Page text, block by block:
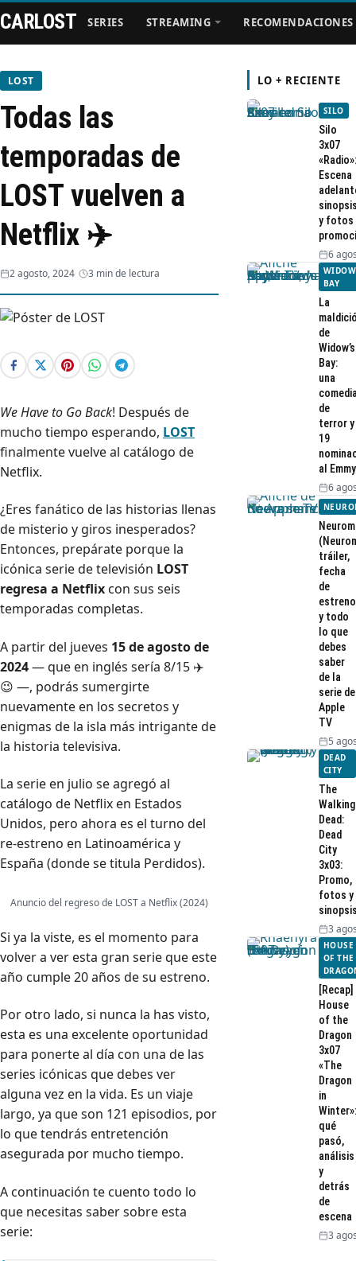
Series
Streaming
Recomendaciones
Webisodios
CARLOST SERIES STREAMING RECOMENDACIONES
LOST
Todas las
temporadas de
LOST vuelven a
Netflix ✈️
2 agosto, 2024 3 min de lectura
We Have to Go Back! Después de
mucho tiempo esperando, LOST
finalmente vuelve al catálogo de
Netflix.
¿Eres fanático de las historias llenas
de misterio y giros inesperados?
Entonces, prepárate porque la
icónica serie de televisión LOST
regresa a Netflix con sus seis
temporadas completas.
A partir del jueves 15 de agosto de
2024— que en inglés sería 8/15 ✈️
😉 —, podrás sumergirte
nuevamente en los secretos y
enigmas de la isla más intrigante de
la historia televisiva.
La serie en julio se agregó al
catálogo de Netflix en Estados
Unidos, pero ahora es el turno del
re-estreno en Latinoamérica y
España (donde se titula Perdidos).
Anuncio del regreso de LOST a Netflix (2024)
Si ya la viste, es el momento para
volver a ver esta gran serie que este
año cumple 20 años de su estreno.
Por otro lado, si nunca la has visto,
esta es una excelente oportunidad
para ponerte al día con una de las
series icónicas que debes ver
alguna vez en la vida. Es un viaje
largo, ya que son 121 episodios, por
lo que tendrás entretención
asegurada por mucho tiempo.
A continuación te cuento todo lo
que necesitas saber sobre esta
serie:
LO + RECIENTE
SILO
Silo
3x07
«Radio»:
Escena
y fotos
6
BAY
La
de
Widow’s
Bay:
una
de
terror y
19
al Emmy
6
tráiler,
fecha
de
estreno
y todo
lo que
debes
saber
de la
serie de
Apple
TV
5
DEAD
CITY
The
Walking
Dead:
Dead
City
3x03:
Promo,
fotos y
3
HOUSE
OF THE
[Recap]
House
of the
Dragon
3x07
«The
Dragon
in
Winter»:
qué
pasó,
análisis
y
detrás
de
escena
3